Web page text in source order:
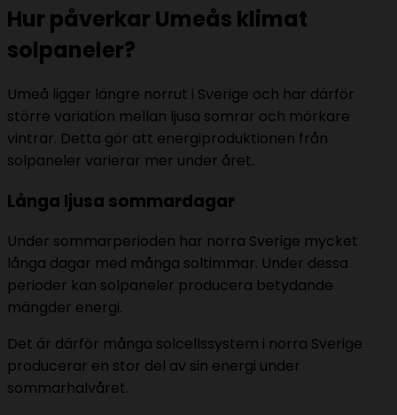
Hur påverkar Umeås klimat
solpaneler?
Umeå ligger längre norrut i Sverige och har därför
större variation mellan ljusa somrar och mörkare
vintrar. Detta gör att energiproduktionen från
solpaneler varierar mer under året.
Långa ljusa sommardagar
Under sommarperioden har norra Sverige mycket
långa dagar med många soltimmar. Under dessa
perioder kan solpaneler producera betydande
mängder energi.
Det är därför många solcellssystem i norra Sverige
producerar en stor del av sin energi under
sommarhalvåret.